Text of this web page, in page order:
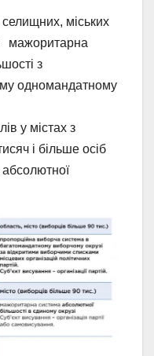
селищних, міських
мажоритарна
з
одномандатному
у містах з
і більше осіб